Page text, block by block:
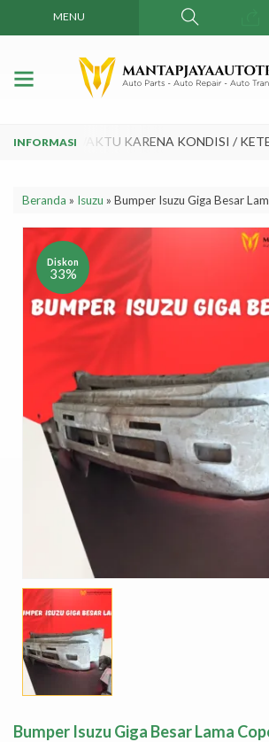
MENU
- WAKTU KARENA KONDISI /
Beranda » Isuzu » Bumper Isuzu Giga Besar
Diskon
33%
Bumper Isuzu Giga Besar Lama